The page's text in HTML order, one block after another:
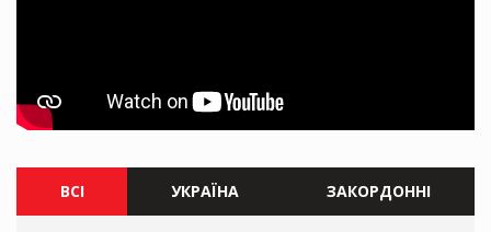
ВСІ УКРАЇНА ЗАКОРДОННІ